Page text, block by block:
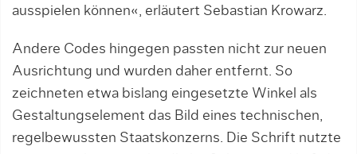
ausspielen können«, erläutert Sebastian Krowarz.
Andere Codes hingegen passten nicht zur neuen
Ausrichtung und wurden daher entfernt. So
zeichneten etwa bislang eingesetzte Winkel als
Gestaltungselement das Bild eines technischen,
regelbewussten Staatskonzerns. Die Schrift nutzte